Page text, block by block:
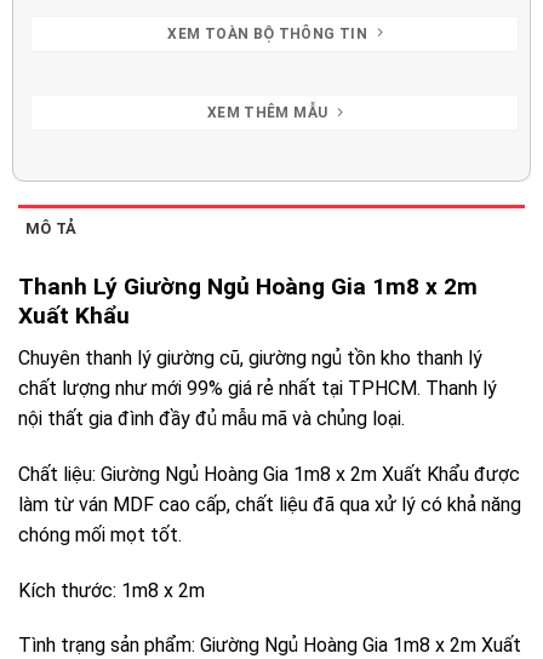
XEM TOÀN BỘ THÔNG TIN
XEM THÊM MẪU
MÔ TẢ
Thanh Lý Giường Ngủ Hoàng Gia 1m8 x 2m
Xuất Khẩu
Chuyên thanh lý giường cũ, giường ngủ tồn kho thanh lý
chất lượng như mới 99% giá rẻ nhất tại TPHCM. Thanh lý
nội thất gia đình đầy đủ mẫu mã và chủng loại.
Chất liệu: Giường Ngủ Hoàng Gia 1m8 x 2m Xuất Khẩu được
làm từ ván MDF cao cấp, chất liệu đã qua xử lý có khả năng
chóng mối mọt tốt.
Kích thước: 1m8 x 2m
Tình trạng sản phẩm: Giường Ngủ Hoàng Gia 1m8 x 2m Xuất